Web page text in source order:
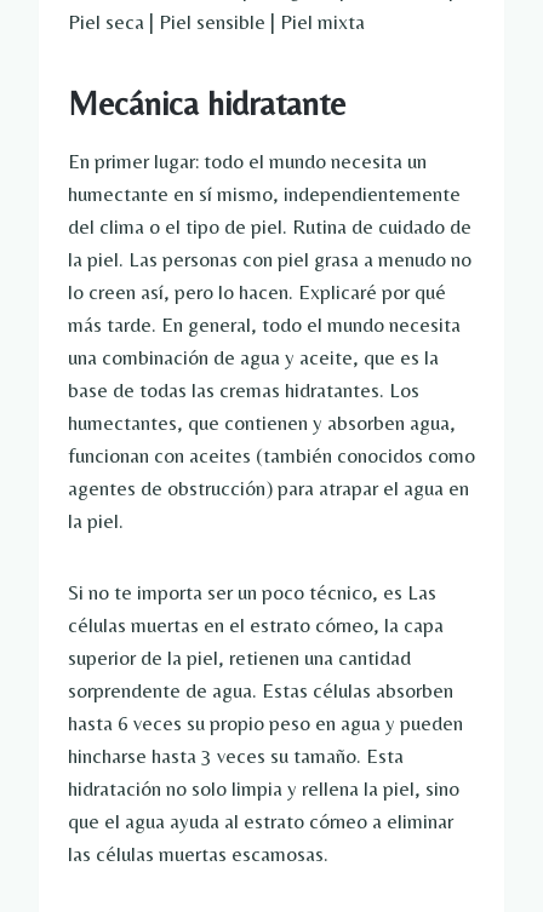
Piel seca | Piel sensible | Piel mixta
Mecánica hidratante
En primer lugar: todo el mundo necesita un
humectante en sí mismo, independientemente
del clima o el tipo de piel. Rutina de cuidado de
la piel. Las personas con piel grasa a menudo no
lo creen así, pero lo hacen. Explicaré por qué
más tarde. En general, todo el mundo necesita
una combinación de agua y aceite, que es la
base de todas las cremas hidratantes. Los
humectantes, que contienen y absorben agua,
funcionan con aceites (también conocidos como
agentes de obstrucción) para atrapar el agua en
la piel.
Si no te importa ser un poco técnico, es Las
células muertas en el estrato córneo, la capa
superior de la piel, retienen una cantidad
sorprendente de agua. Estas células absorben
hasta 6 veces su propio peso en agua y pueden
hincharse hasta 3 veces su tamaño. Esta
hidratación no solo limpia y rellena la piel, sino
que el agua ayuda al estrato córneo a eliminar
las células muertas escamosas.